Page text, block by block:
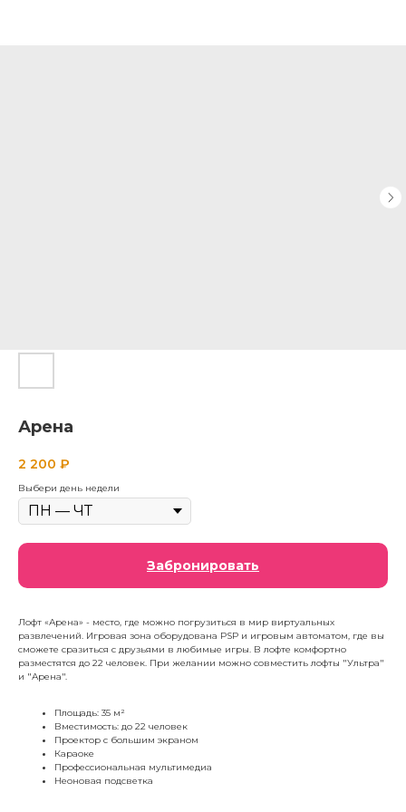
Арена
2 200 ₽
Выбери день недели
Забронировать
Лофт «Арена» - место, где можно погрузиться в мир виртуальных
развлечений. Игровая зона оборудована PSP и игровым автоматом, где вы
сможете сразиться с друзьями в любимые игры. В лофте комфортно
разместятся до 22 человек. При желании можно совместить лофты "Ультра"
и "Арена".
Площадь: 35 м²
Вместимость: до 22 человек
Проектор с большим экраном
Караоке
Профессиональная мультимедиа
Неоновая подсветка